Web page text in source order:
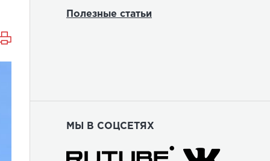
Полезные статьи
МЫ В СОЦСЕТЯХ